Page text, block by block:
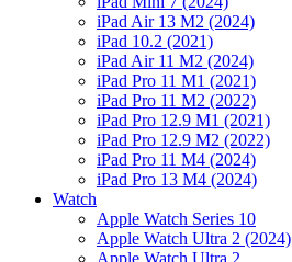
iPad Air 13 M2 (2024)
iPad 10.2 (2021)
iPad Air 11 M2 (2024)
iPad Pro 11 M1 (2021)
iPad Pro 11 M2 (2022)
iPad Pro 12.9 M1 (2021)
iPad Pro 12.9 M2 (2022)
iPad Pro 11 M4 (2024)
iPad Pro 13 M4 (2024)
Watch
Apple Watch Series 10
Apple Watch Ultra 2 (2024)
Apple Watch Ultra 2